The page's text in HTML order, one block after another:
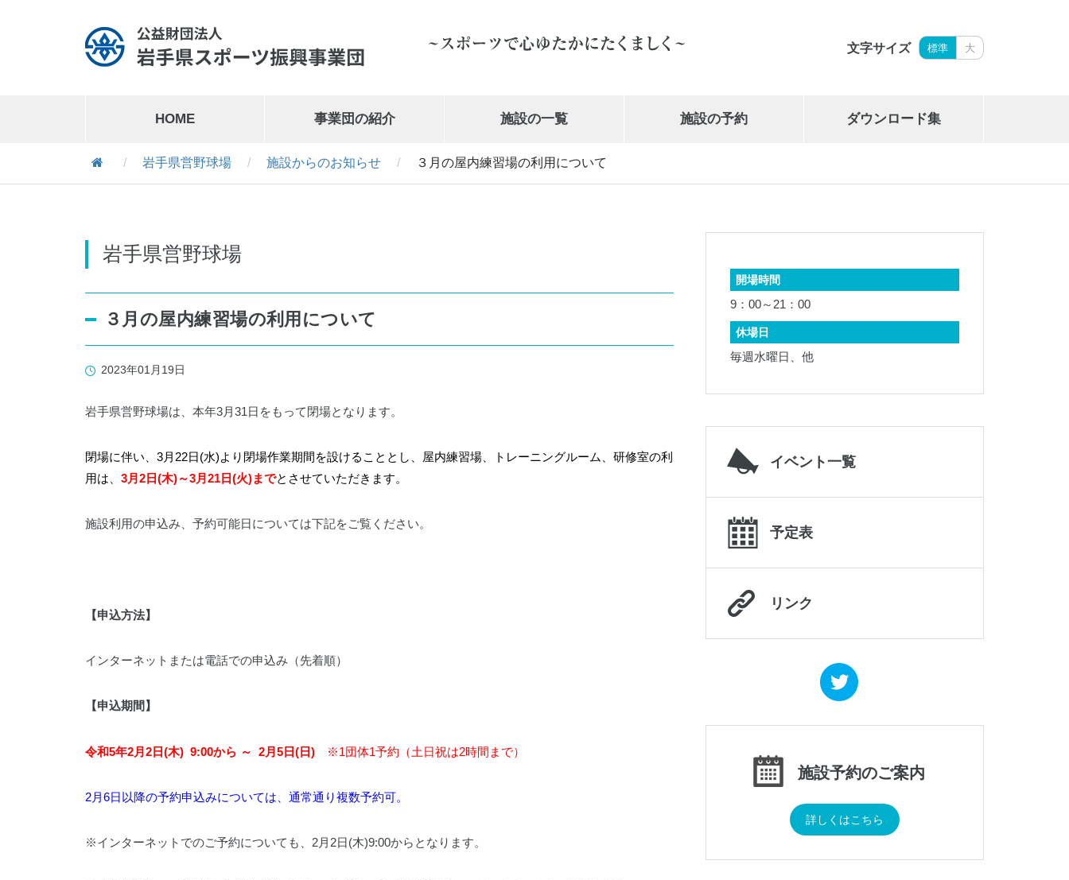
文字サイズ 標準 大
HOME 事業団の紹介 施設の一覧 施設の予約 ダウンロード集
019-641-8302
019-689-2265
岩手県勤労身体障がい者体育館
019-645-2187
岩手県立県南青少年の家
0197-44-2124
0195-23-9511
/ 岩手県営野球場 / 施設からのお知らせ / ３月の屋内練習場の利用について
岩手県営野球場
３月の屋内練習場の利用について
2023年01月19日
岩手県営野球場は、本年3月31日をもって閉場となります。
閉場に伴い、3月22日(水)より閉場作業期間を設けることとし、屋内練習場、トレーニングルーム、研修室の利
用は、 3月2日(木)～3月21日(火)までとさせていただきます。
施設利用の申込み、予約可能日については下記をご覧ください。
【申込方法】
インターネットまたは電話での申込み（先着順）
【申込期間】
令和5年2月2日(木) 9:00から ～ 2月5日(日) ※1団体1予約（土日祝は2時間まで）
2月6日以降の予約申込みについては、通常通り複数予約可。
※インターネットでのご予約についても、2月2日(木)9:00からとなります。
開場時間
9：00～21：00
休場日
毎週水曜日、他
イベント一覧
予定表
リンク
施設予約のご案内
詳しくはこちら